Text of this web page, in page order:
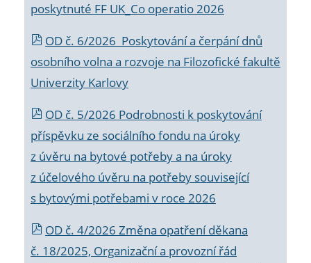
poskytnuté FF UK_Co operatio 2026
OD č. 6/2026 Poskytování a čerpání dnů
osobního volna a rozvoje na Filozofické fakultě
Univerzity Karlovy
OD č. 5/2026 Podrobnosti k poskytování
příspěvku ze sociálního fondu na úroky
z úvěru na bytové potřeby a na úroky
z účelového úvěru na potřeby související
s bytovými potřebami v roce 2026
OD č. 4/2026 Změna opatření děkana
č. 18/2025, Organizační a provozní řád